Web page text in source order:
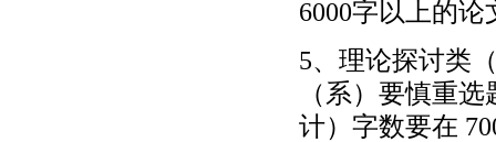
6000字以上的
5、理论探讨类
（系）要慎重
计）字数要在